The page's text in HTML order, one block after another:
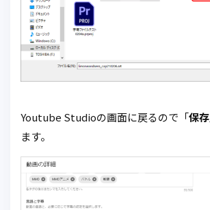
Youtube Studioの画面に戻るので「保存
ます。